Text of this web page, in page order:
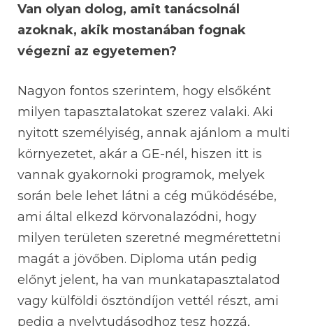
Van olyan dolog, amit tanácsolnál
azoknak, akik mostanában fognak
végezni az egyetemen?
Nagyon fontos szerintem, hogy elsőként
milyen tapasztalatokat szerez valaki. Aki
nyitott személyiség, annak ajánlom a multi
környezetet, akár a GE-nél, hiszen itt is
vannak gyakornoki programok, melyek
során bele lehet látni a cég működésébe,
ami által elkezd körvonalazódni, hogy
milyen területen szeretné megmérettetni
magát a jövőben. Diploma után pedig
előnyt jelent, ha van munkatapasztalatod
vagy külföldi ösztöndíjon vettél részt, ami
pedig a nyelvtudásodhoz tesz hozzá,